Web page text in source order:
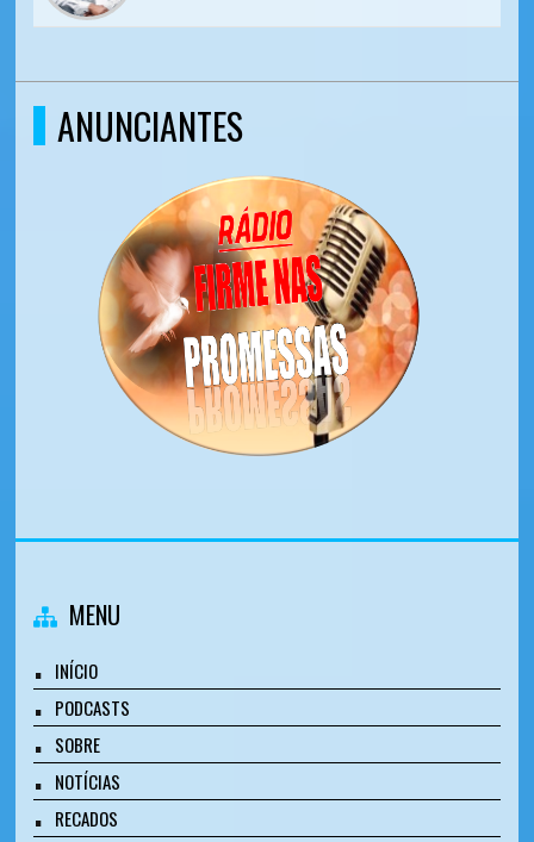
ANUNCIANTES
MENU
INÍCIO
PODCASTS
SOBRE
NOTÍCIAS
RECADOS